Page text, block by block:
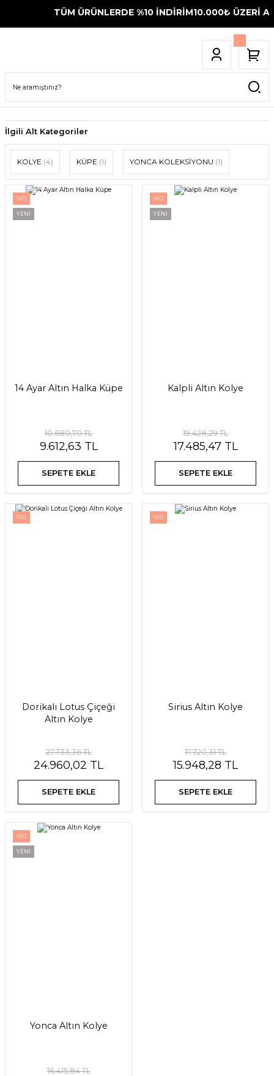
TÜM ÜRÜNLERDE %10 İNDİRİM10.000₺ ÜZERİ
İlgili Alt Kategoriler
KOLYE (4) KÜPE (1) YONCA KOLEKSİYONU (1)
%10
YENİ
14 Ayar Altın Halka Küpe
10.680,70 TL
9.612,63 TL
SEPETE EKLE
%10
YENİ
Kalpli Altın Kolye
19.428,29 TL
17.485,47 TL
SEPETE EKLE
%10
Dorikalı Lotus Çiçeği
Altın Kolye
27.733,36 TL
24.960,02 TL
SEPETE EKLE
%10
Sirius Altın Kolye
17.720,31 TL
15.948,28 TL
SEPETE EKLE
%10
YENİ
Yonca Altın Kolye
16.415,84 TL